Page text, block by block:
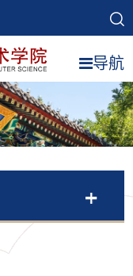
导航